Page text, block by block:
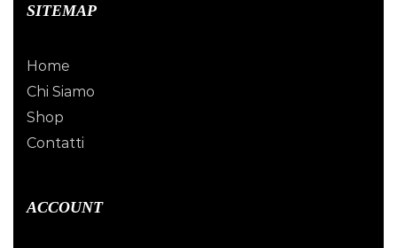
SITEMAP
Home
Chi Siamo
Shop
Contatti
ACCOUNT